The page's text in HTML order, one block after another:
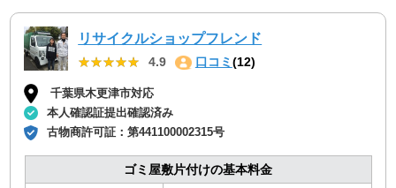
リサイクルショップフレンド
★★★★★
★★★★★ 4.9 口コミ (12)
千葉県木更津市対応
本人確認証提出確認済み
古物商許可証：第441100002315号
ゴミ屋敷片付けの基本料金